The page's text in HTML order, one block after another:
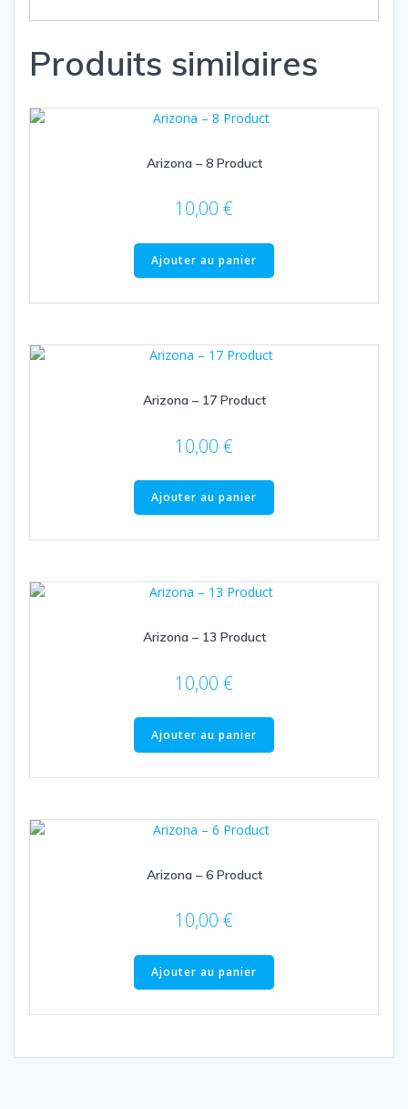
Produits similaires
Arizona – 8 Product
10,00 €
Ajouter au panier
Arizona – 17 Product
10,00 €
Ajouter au panier
Arizona – 13 Product
10,00 €
Ajouter au panier
Arizona – 6 Product
10,00 €
Ajouter au panier